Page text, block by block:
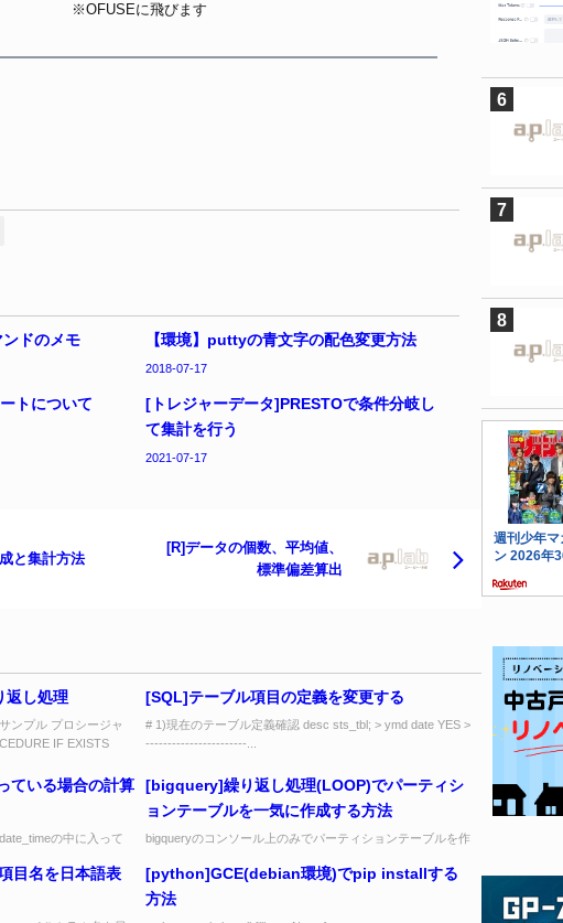
※OFUSEに飛びます
ンドのメモ 【環境】puttyの青文字の配色変更方法
2018-07-17
トについて
[トレジャーデータ]PRESTOで条件分岐し
て集計を行う
2021-07-17
と集計方法
[R]データの個数、平均値、
標準偏差算出
返し処理
ンプル プロシージャ
IF EXISTS
[SQL]テーブル項目の定義を変更する
# 1)現在のテーブル定義確認 desc sts_tbl; > ymd date YES >
-----------------------...
ている場合の計算
の中に入って
[bigquery]繰り返し処理(LOOP)でパーティシ
ョンテーブルを一気に作成する方法
bigqueryのコンソール上のみでパーティションテーブルを作
ティション情報などを一気に...
目名を日本語表
[python]GCE(debian環境)でpip installする
方法